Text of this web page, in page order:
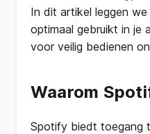
In dit artikel leggen
optimaal gebruikt in je
voor veilig bedienen
Waarom
Spotify biedt toegang